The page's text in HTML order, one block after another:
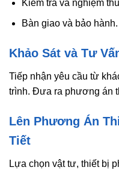
Kiểm tra và nghiệm
Bàn giao và bảo hành.
Khảo Sát và Tư
Tiếp nhận yêu cầu từ
trình. Đưa ra phương án
Lên Phương Án
Tiết
Lựa chọn vật tư, thiết bị